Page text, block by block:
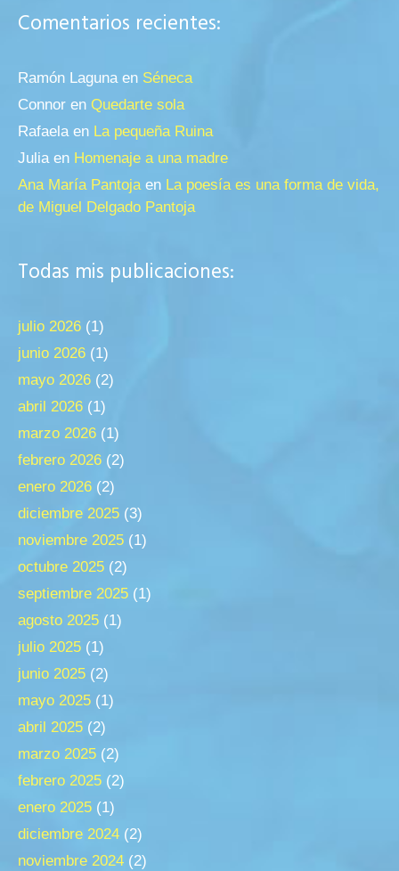
Comentarios recientes:
Ramón Lagunaen Séneca
Connor en Quedarte sola
Rafaelaen La pequeña Ruina
Juliaen Homenaje a una madre
Ana María Pantojaen La poesía es una forma de vida,
de Miguel Delgado Pantoja
Todas mis publicaciones:
julio 2026 (1)
junio 2026 (1)
mayo 2026 (2)
abril 2026 (1)
marzo 2026 (1)
febrero 2026 (2)
enero 2026 (2)
diciembre 2025 (3)
noviembre 2025 (1)
octubre 2025 (2)
septiembre 2025 (1)
agosto 2025 (1)
julio 2025 (1)
junio 2025 (2)
mayo 2025 (1)
abril 2025 (2)
marzo 2025 (2)
febrero 2025 (2)
enero 2025 (1)
diciembre 2024 (2)
noviembre 2024 (2)